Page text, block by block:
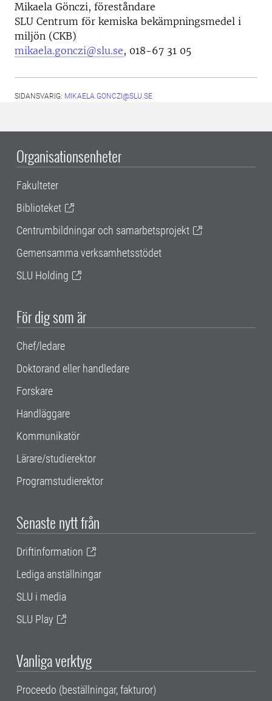
Mikaela Gönczi, föreståndare
SLU Centrum för kemiska bekämpningsmedel i
miljön (CKB)
mikaela.gonczi@slu.se, 018-67 31 05
SIDANSVARIG: MIKAELA.GONCZI@SLU.SE
Organisationsenheter
Fakulteter
Biblioteket
Centrumbildningar och samarbetsprojekt
Gemensamma verksamhetsstödet
SLU Holding
För dig som är
Chef/ledare
Doktorand eller handledare
Forskare
Handläggare
Kommunikatör
Lärare/studierektor
Programstudierektor
Senaste nytt från
Driftinformation
Lediga anställningar
SLU i media
SLU Play
Vanliga verktyg
Proceedo (beställningar, fakturor)